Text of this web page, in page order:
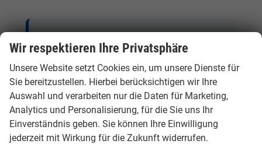
Neuwagen nicht nur den Kaufpreis,
sondern auch Ausstattung, Lieferzeit,
Garantieumfang und mögliche
Zusatzkosten. So erkennen Sie den
tatsächlichen Preisvorteil.
Wir respektieren Ihre Privatsphäre
Unsere Website setzt Cookies ein, um unsere Dienste für
Sie bereitzustellen. Hierbei berücksichtigen wir Ihre
Auswahl und verarbeiten nur die Daten für Marketing,
Analytics und Personalisierung, für die Sie uns Ihr
Einverständnis geben. Sie können Ihre Einwilligung
jederzeit mit Wirkung für die Zukunft widerrufen.